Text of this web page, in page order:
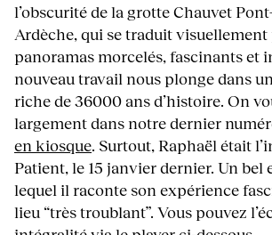
l’obscurité de la grotte Chauvet
Ardèche, qui se traduit visuellement
panoramas morcelés, fascinants et
nouveau travail nous plonge dans
riche de 36000 ans d’histoire. On
largement dans notre dernier
en kiosque. Surtout, Raphaël était
Patient, le 15 janvier dernier. Un bel
lequel il raconte son expérience
lieu “très troublant”. Vous pouvez